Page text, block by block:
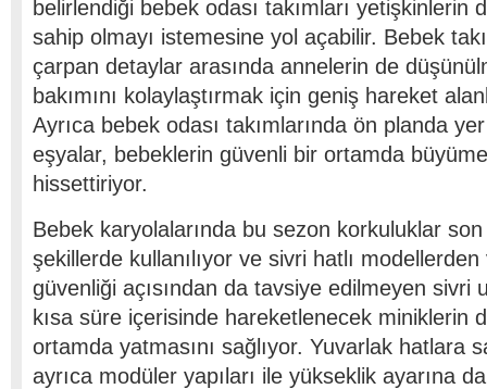
belirlendiği bebek odası takımları yetişkinlerin
sahip olmayı istemesine yol açabilir. Bebek
çarpan detaylar arasında annelerin de
bakımını kolaylaştırmak için geniş hareket
Ayrıca bebek odası takımlarında ön planda
eşyalar, bebeklerin güvenli bir ortamda
hissettiriyor.
Bebek karyolalarında bu sezon korkuluklar
şekillerde kullanılıyor ve sivri hatlı
güvenliği açısından da tavsiye edilmeyen sivri
kısa süre içerisinde hareketlenecek miniklerin
ortamda yatmasını sağlıyor. Yuvarlak hatlara
ayrıca modüler yapıları ile yükseklik ayarına